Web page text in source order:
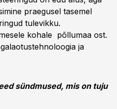
praegusel tasemel
tulevikku.
kohale põllumaa ost.
ja
sündmused, mis on tuju